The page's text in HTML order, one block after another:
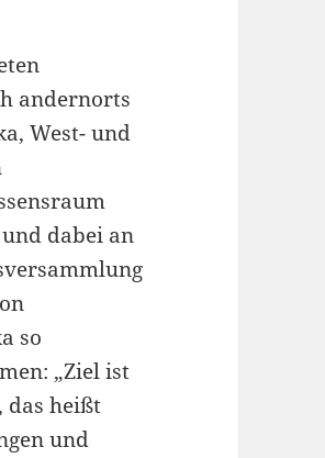
andernorts
West- und
dabei an
so
„Ziel ist
das heißt
und